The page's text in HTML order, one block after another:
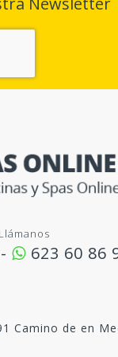
623 60 86
Camino de en